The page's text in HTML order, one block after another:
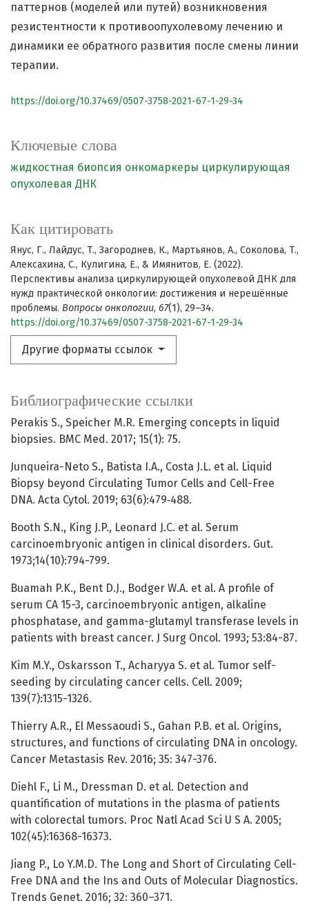
Ключевые слова
жидкостная биопсия онкомаркеры циркулирующая
опухолевая ДНК
Как цитировать
Янус, Г., Лайдус, Т., Загороднев, К., Мартьянов, А., Соколова, Т.,
Алексахина, С., Кулигина, Е., & Имянитов, Е. (2022).
Перспективы анализа циркулирующей опухолевой ДНК для
нужд практической онкологии: достижения и нерешённые
проблемы. Вопросы онкологии, 67(1), 29–34.
https://doi.org/10.37469/0507-3758-2021-67-1-29-34
Другие форматы ссылок
паттернов (моделей или путей) возникновения
резистентности к противоопухолевому лечению и
динамики ее обратного развития после смены линии
терапии.
https://doi.org/10.37469/0507-3758-2021-67-1-29-34
Библиографические ссылки
Perakis S., Speicher M.R. Emerging concepts in liquid
biopsies. BMC Med. 2017; 15(1): 75.
Junqueira-Neto S., Batista I.A., Costa J.L. et al. Liquid
Biopsy beyond Circulating Tumor Cells and Cell-Free
DNA. Acta Cytol. 2019; 63(6):479‐488.
Booth S.N., King J.P., Leonard J.C. et al. Serum
carcinoembryonic antigen in clinical disorders. Gut.
1973;14(10):794-799.
Buamah P.K., Bent D.J., Bodger W.A. et al. A profile of
serum CA 15-3, carcinoembryonic antigen, alkaline
phosphatase, and gamma-glutamyl transferase levels in
patients with breast cancer. J Surg Oncol. 1993; 53:84-87.
Kim M.Y., Oskarsson T., Acharyya S. et al. Tumor self-
seeding by circulating cancer cells. Cell. 2009;
139(7):1315-1326.
Thierry A.R., El Messaoudi S., Gahan P.B. et al. Origins,
structures, and functions of circulating DNA in oncology.
Cancer Metastasis Rev. 2016; 35: 347-376.
Diehl F., Li M., Dressman D. et al. Detection and
quantification of mutations in the plasma of patients
with colorectal tumors. Proc Natl Acad Sci U S A. 2005;
102(45):16368-16373.
Jiang P., Lo Y.M.D. The Long and Short of Circulating Cell-
Free DNA and the Ins and Outs of Molecular Diagnostics.
Trends Genet. 2016; 32: 360–371.